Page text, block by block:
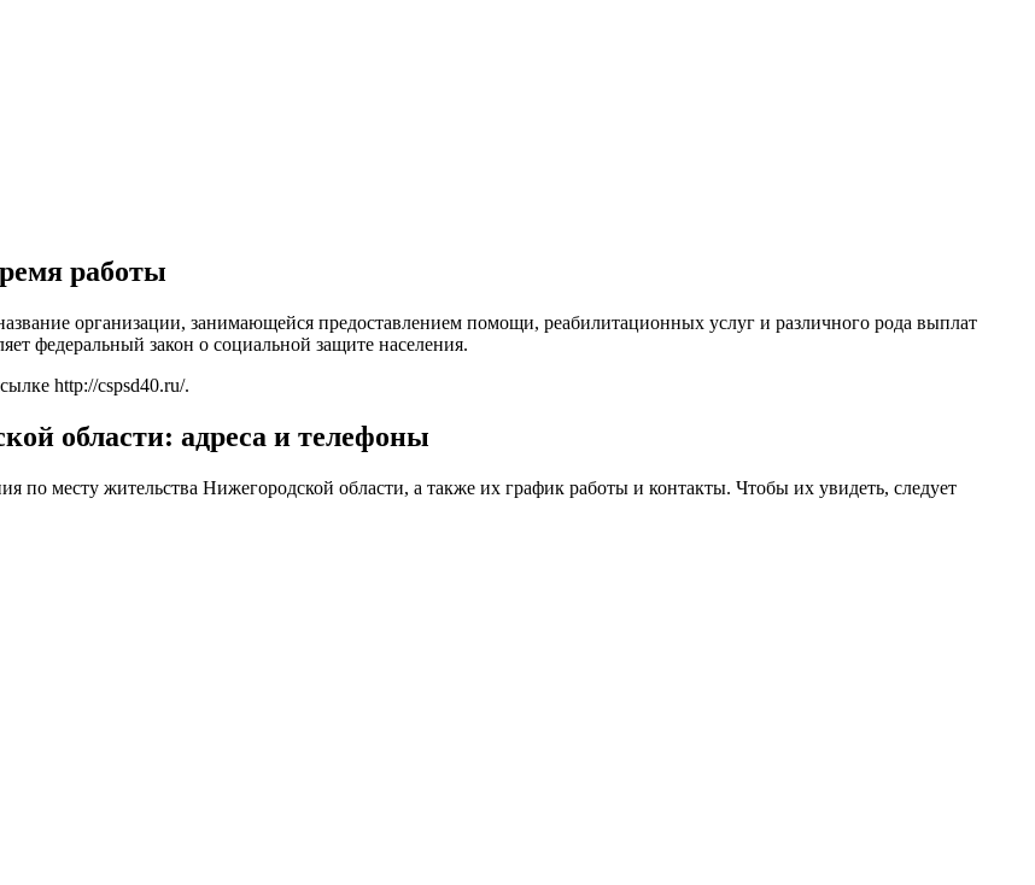
работы
организации, занимающейся предоставлением помощи, реабилитационных услуг и различного рода выплат
федеральный закон о социальной защите населения.
http://cspsd40.ru/.
области: адреса и телефоны
по месту жительства Нижегородской области, а также их график работы и контакты. Чтобы их увидеть, следует